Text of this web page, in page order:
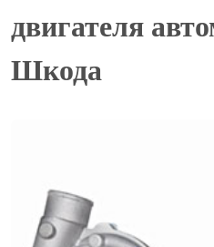
двигателя
Шкода